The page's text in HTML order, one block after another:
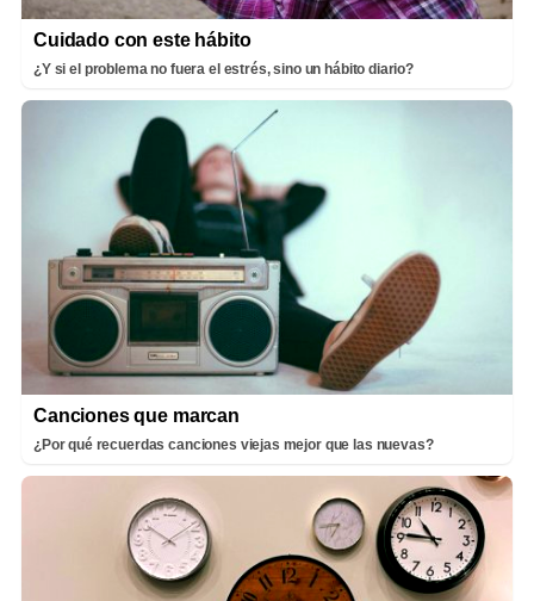
Cuidado con este hábito
¿Y si el problema no fuera el estrés, sino un hábito diario?
Canciones que marcan
¿Por qué recuerdas canciones viejas mejor que las nuevas?